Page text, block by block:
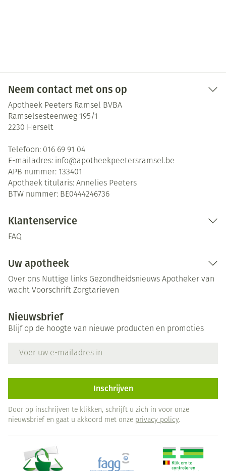
Neem contact met ons op
Apotheek Peeters Ramsel BVBA
Ramselsesteenweg 195/1
2230 Herselt
Telefoon: 016 69 91 04
E-mailadres: info@apotheekpeetersramsel.be
APB nummer: 133401
Apotheek titularis: Annelies Peeters
BTW nummer: BE0444246736
Klantenservice
FAQ
Uw apotheek
Over ons Nuttige links Gezondheidsnieuws Apotheker van
wacht Voorschrift Zorgtarieven
Nieuwsbrief
Blijf op de hoogte van nieuwe producten en promoties
Inschrijven
Door op inschrijven te klikken, schrijft u zich in voor onze
nieuwsbrief en gaat u akkoord met onze privacy policy.